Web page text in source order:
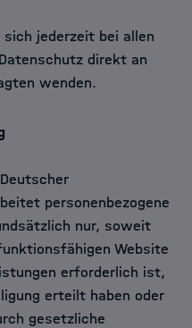
jederzeit bei allen
direkt an
wenden.
personenbezogene
nur, soweit
Website
erforderlich ist,
erteilt haben oder
gesetzliche